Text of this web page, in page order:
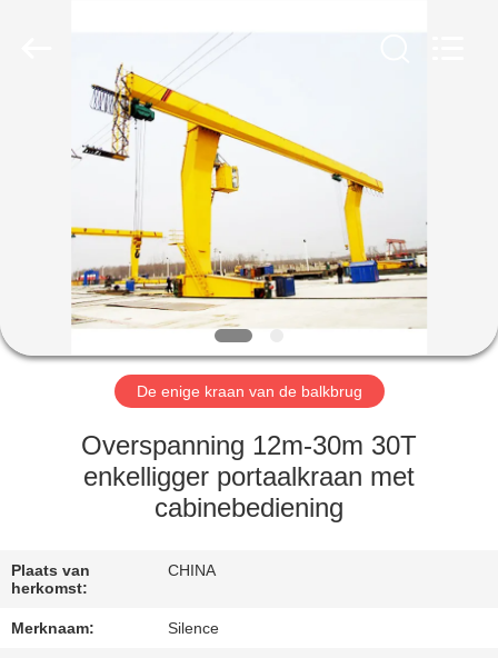
PRODUCTEN
ONGEVEER
FABRIEKSREIS
KWALITEITSCONTROLE
CONTACTEER
De enige kraan van de balkbrug
Overspanning 12m-30m 30T
enkelligger portaalkraan met
cabinebediening
Plaats van
herkomst:
CHINA
Merknaam: Silence